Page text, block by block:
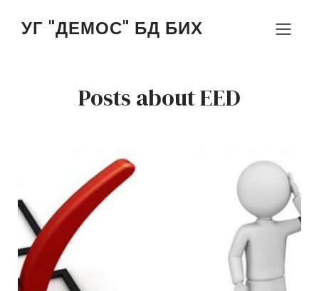
УГ "ДЕМОС" БД БИХ
Posts about EED